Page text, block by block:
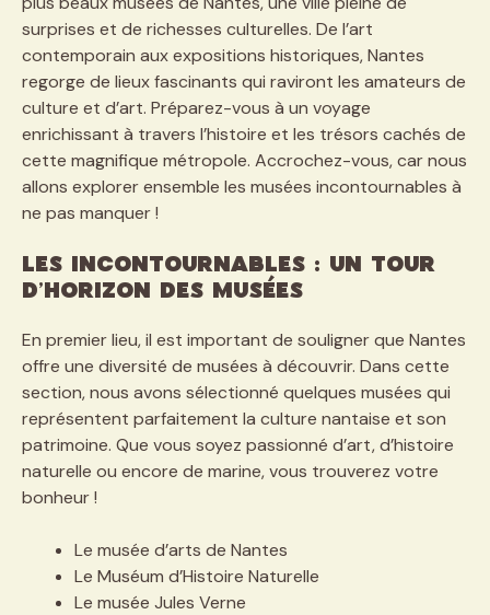
surprises et de richesses culturelles. De l’art
contemporain aux expositions historiques, Nantes
regorge de lieux fascinants qui raviront les amateurs de
culture et d’art. Préparez-vous à un voyage
enrichissant à travers l’histoire et les trésors cachés de
cette magnifique métropole. Accrochez-vous, car nous
allons explorer ensemble les musées incontournables à
ne pas manquer !
Les incontournables : un tour
d’horizon des musées
En premier lieu, il est important de souligner que Nantes
offre une diversité de musées à découvrir. Dans cette
section, nous avons sélectionné quelques musées qui
représentent parfaitement la culture nantaise et son
patrimoine. Que vous soyez passionné d’art, d’histoire
naturelle ou encore de marine, vous trouverez votre
bonheur !
Le musée d’arts de Nantes
Le Muséum d’Histoire Naturelle
Le musée Jules Verne